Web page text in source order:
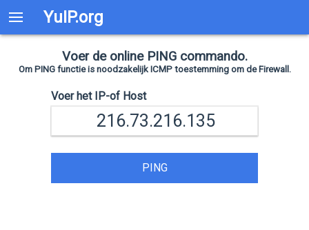
YuIP.org
Voer de online PING commando.
Om PING functie is noodzakelijk ICMP toestemming om de Firewall.
Voer het IP-of Host
PING